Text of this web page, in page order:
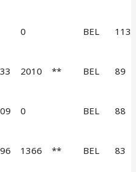
0 BEL 113
2010 ** BEL 89
0 BEL 88
1366 ** BEL 83